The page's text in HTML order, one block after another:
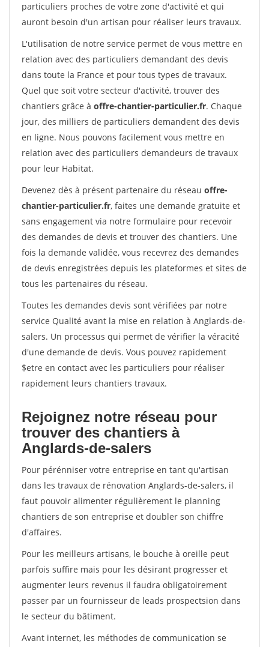
particuliers proches de votre zone d'activité et qui
auront besoin d'un artisan pour réaliser leurs travaux.
L'utilisation de notre service permet de vous mettre en
relation avec des particuliers demandant des devis
dans toute la France et pour tous types de travaux.
Quel que soit votre secteur d'activité, trouver des
chantiers grâce à offre-chantier-particulier.fr. Chaque
jour, des milliers de particuliers demandent des devis
en ligne. Nous pouvons facilement vous mettre en
relation avec des particuliers demandeurs de travaux
pour leur Habitat.
Devenez dès à présent partenaire du réseau offre-
chantier-particulier.fr, faites une demande gratuite et
sans engagement via notre formulaire pour recevoir
des demandes de devis et trouver des chantiers. Une
fois la demande validée, vous recevrez des demandes
de devis enregistrées depuis les plateformes et sites de
tous les partenaires du réseau.
Toutes les demandes devis sont vérifiées par notre
service Qualité avant la mise en relation à Anglards-de-
salers. Un processus qui permet de vérifier la véracité
d'une demande de devis. Vous pouvez rapidement
$etre en contact avec les particuliers pour réaliser
rapidement leurs chantiers travaux.
Rejoignez notre réseau pour
trouver des chantiers à
Anglards-de-salers
Pour pérénniser votre entreprise en tant qu'artisan
dans les travaux de rénovation Anglards-de-salers, il
faut pouvoir alimenter régulièrement le planning
chantiers de son entreprise et doubler son chiffre
d'affaires.
Pour les meilleurs artisans, le bouche à oreille peut
parfois suffire mais pour les désirant progresser et
augmenter leurs revenus il faudra obligatoirement
passer par un fournisseur de leads prospectsion dans
le secteur du bâtiment.
Avant internet, les méthodes de communication se